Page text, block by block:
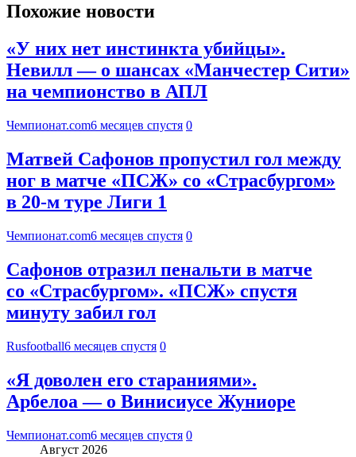
Похожие новости
«У них нет инстинкта убийцы».
Невилл — о шансах «Манчестер Сити»
на чемпионство в АПЛ
Чемпионат.com6 месяцев спустя 0
Матвей Сафонов пропустил гол между
ног в матче «ПСЖ» со «Страсбургом»
в 20-м туре Лиги 1
Чемпионат.com6 месяцев спустя 0
Сафонов отразил пенальти в матче
со «Страсбургом». «ПСЖ» спустя
минуту забил гол
Rusfootball6 месяцев спустя 0
«Я доволен его стараниями».
Арбелоа — о Винисиусе Жуниоре
Чемпионат.com6 месяцев спустя 0
Август 2026